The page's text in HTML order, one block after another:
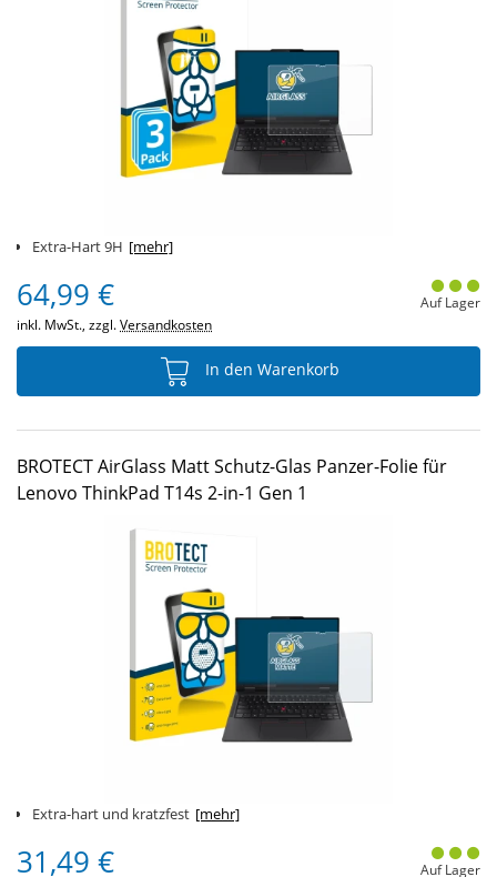
Extra-Hart 9H [mehr]
64,99 €
inkl. MwSt., zzgl.Versandkosten
Auf Lager
In den Warenkorb
BROTECT AirGlass Matt Schutz-Glas Panzer-Folie für
Lenovo ThinkPad T14s 2-in-1 Gen 1
Extra-hart und kratzfest [mehr]
31,49 € Auf Lager